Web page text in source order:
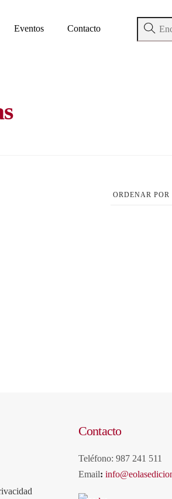
Eventos Contacto
Contacto
Teléfono: 987 241 511
Email: